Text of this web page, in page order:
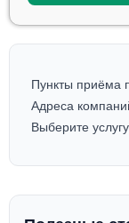
Пункты приёма
Адреса
Выберите